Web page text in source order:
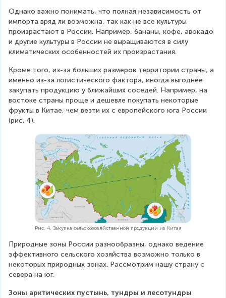
Однако важно понимать, что полная независимость от
импорта вряд ли возможна, так как не все культуры
произрастают в России. Например, бананы, кофе, авокадо
и другие культуры в России не выращиваются в силу
климатических особенностей их произрастания.
Кроме того, из-за больших размеров территории страны, а
именно из-за логистического фактора, иногда выгоднее
закупать продукцию у ближайших соседей. Например, на
востоке страны проще и дешевле покупать некоторые
фрукты в Китае, чем везти их с европейского юга России
(рис. 4).
Рис. 4. Закупка сельскохозяйственной продукции из Китая
Природные зоны России разнообразны, однако ведение
эффективного сельского хозяйства возможно только в
некоторых природных зонах. Рассмотрим нашу страну с
севера на юг.
Зоны арктических пустынь, тундры и лесотундры